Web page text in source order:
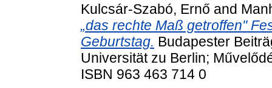
Kulcsár-Szabó, Ernő and
„das rechte Maß getroffen"
Geburtstag. Budapester
Universität zu Berlin;
ISBN 963 463 714 0